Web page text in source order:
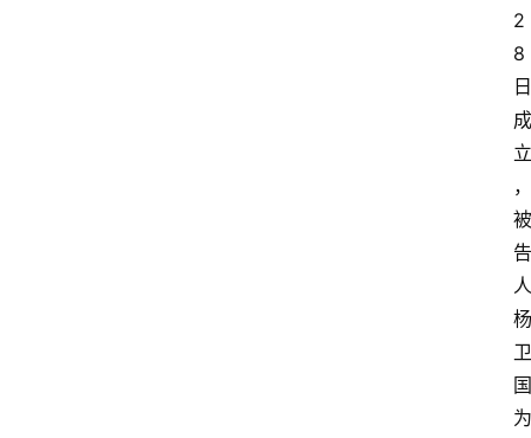
2
8
日
成
立
，
被
告
人
杨
卫
国
为